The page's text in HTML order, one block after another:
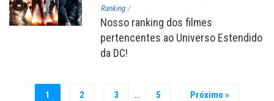
Ranking /
Nosso ranking dos filmes
pertencentes ao Universo Estendido
da DC!
1 2 3 … 5 Próximo »